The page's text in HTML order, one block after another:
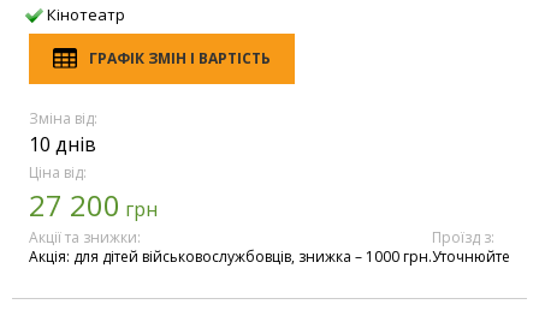
Кінотеатр
ГРАФІК ЗМІН І ВАРТІСТЬ
Зміна від:
10 днів
Ціна від:
27 200 грн
Акції та знижки:
Акція: для дітей військовослужбовців, знижка – 1000 грн.
Проїзд з:
Уточнюйте